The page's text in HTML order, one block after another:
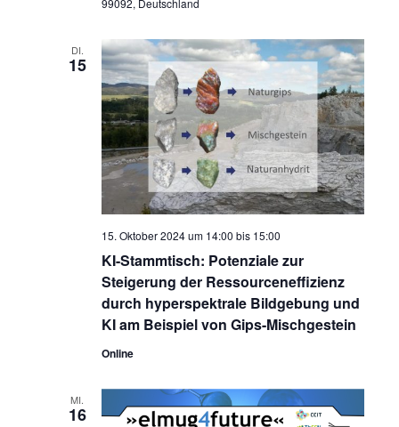
DI.
15
KI-Stammtisch: Potenziale zur
Steigerung der Ressourceneffizienz
durch hyperspektrale Bildgebung und
KI am Beispiel von Gips-Mischgestein
15. Oktober 2024 um 14:00 bis 15:00
Online
MI.
16